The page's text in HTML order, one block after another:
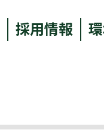
採用情報